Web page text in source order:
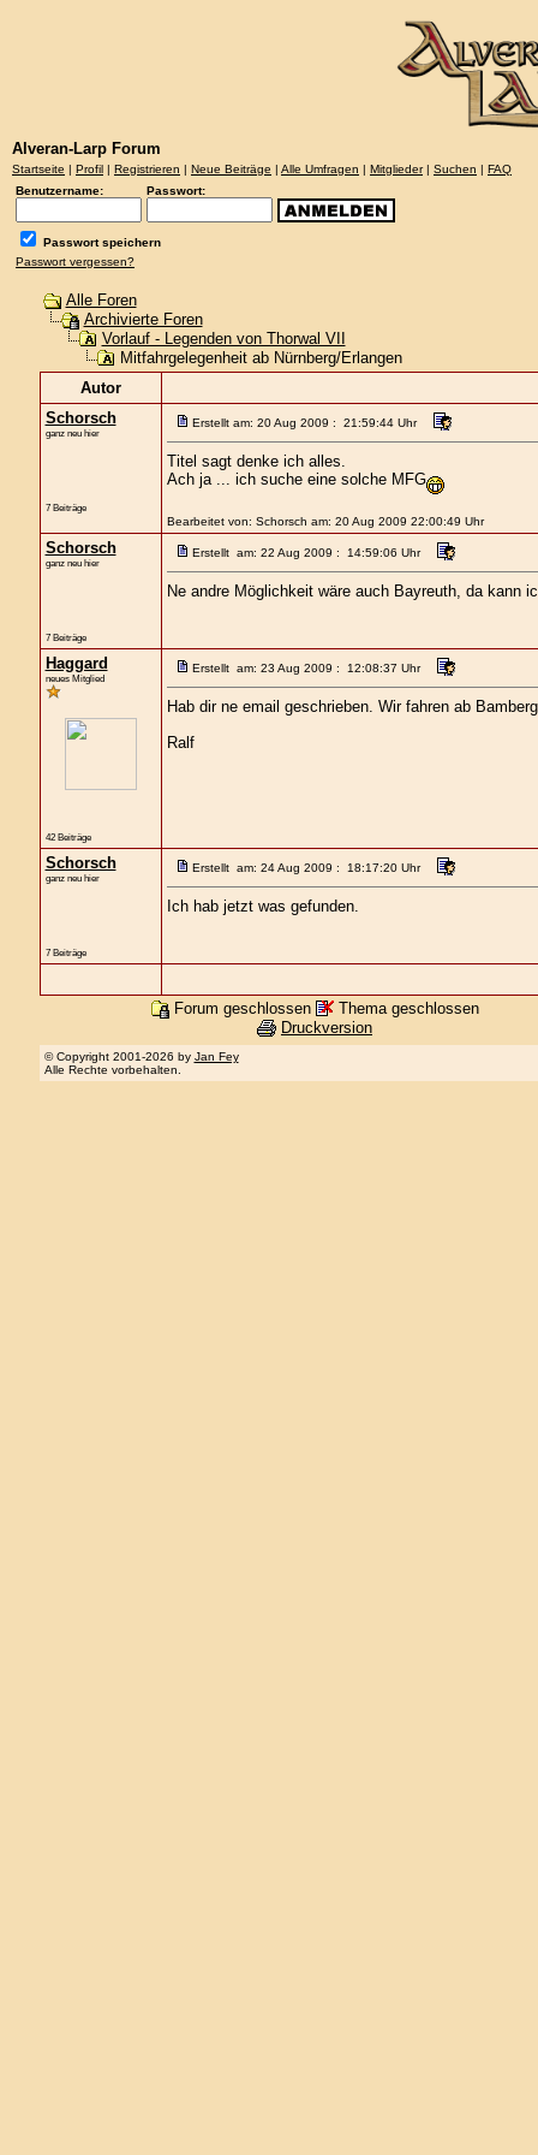
Alveran-Larp Forum
Startseite | Profil | Registrieren | Neue Beiträge | Alle Umfragen | Mitglieder| Suchen | FAQ
Benutzername:
Passwort:
Passwort speichern
Passwort vergessen?
Alle Foren
Archivierte Foren
Vorlauf - Legenden von Thorwal VII
Mitfahrgelegenheit ab Nürnberg/Erlangen
Autor
Schorsch
ganz neu hier
7 Beiträge
Erstellt am: 20 Aug 2009 : 21:59:44 Uhr
Titel sagt denke ich alles.
Ach ja ... ich suche eine solche MFG
Bearbeitet von: Schorsch am: 20 Aug 2009 22:00:49 Uhr
Schorsch
ganz neu hier
7 Beiträge
Erstellt am: 22 Aug 2009 : 14:59:06 Uhr
Ne andre Möglichkeit wäre auch Bayreuth, da kann
Haggard
neues Mitglied
42 Beiträge
Erstellt am: 23 Aug 2009 : 12:08:37 Uhr
Hab dir ne email geschrieben. Wir fahren ab
Ralf
Schorsch
ganz neu hier
7 Beiträge
Erstellt am: 24 Aug 2009 : 18:17:20 Uhr
Ich hab jetzt was gefunden.
Forum geschlossen
Thema geschlossen
Druckversion
© Copyright 2001-2026 by Jan Fey
Alle Rechte vorbehalten.